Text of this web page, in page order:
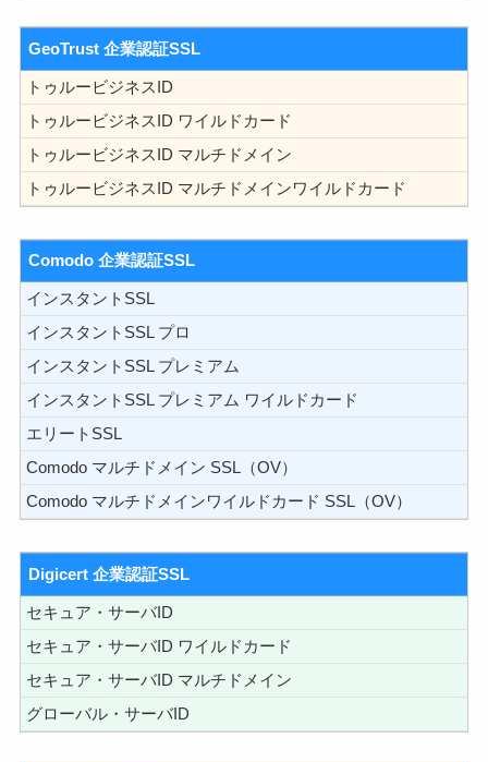
GeoTrust 企業認証SSL
トゥルービジネスID
トゥルービジネスID ワイルドカード
トゥルービジネスID マルチドメイン
トゥルービジネスID マルチドメインワイルドカード
Comodo 企業認証SSL
インスタントSSL
インスタントSSL プロ
インスタントSSL プレミアム
インスタントSSL プレミアム ワイルドカード
エリートSSL
Comodo マルチドメイン SSL（OV）
Comodo マルチドメインワイルドカード SSL（OV）
Digicert 企業認証SSL
セキュア・サーバID
セキュア・サーバID ワイルドカード
セキュア・サーバID マルチドメイン
グローバル・サーバID